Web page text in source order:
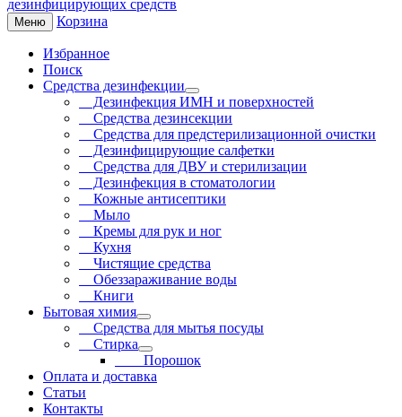
Меню Корзина
Избранное
Поиск
Средства дезинфекции
Дезинфекция ИМН и поверхностей
Средства дезинсекции
Средства для предстерилизационной очистки
Дезинфицирующие салфетки
Средства для ДВУ и cтерилизации
Дезинфекция в стоматологии
Кожные антисептики
Мыло
Кремы для рук и ног
Кухня
Чистящие средства
Обеззараживание воды
Книги
Бытовая химия
Средства для мытья посуды
Стирка
Порошок
Оплата и доставка
Статьи
Контакты